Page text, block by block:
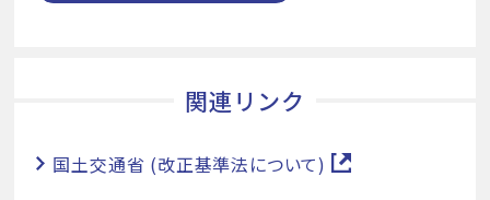
関連リンク
国土交通省 (改正基準法について)